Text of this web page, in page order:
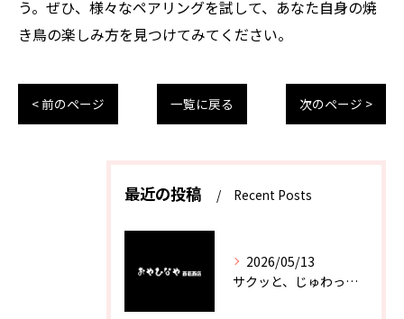
う。ぜひ、様々なペアリングを試して、あなた自身の焼
き鳥の楽しみ方を見つけてみてください。
< 前のページ 一覧に戻る 次のページ >
最近の投稿 Recent Posts
2026/05/13
サクッと、じゅわっと。瀬戸内が香るカキフライ